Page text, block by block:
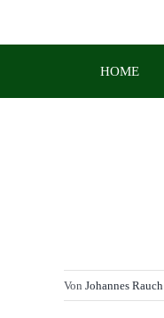
HOME
Von Johannes Rauch